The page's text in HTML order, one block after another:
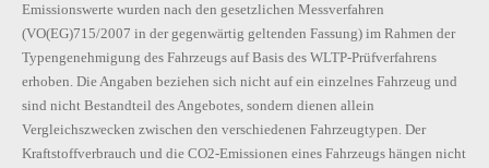
Emissionswerte wurden nach den gesetzlichen Messverfahren
(VO(EG)715/2007 in der gegenwärtig geltenden Fassung) im Rahmen der
Typengenehmigung des Fahrzeugs auf Basis des WLTP-Prüfverfahrens
erhoben. Die Angaben beziehen sich nicht auf ein einzelnes Fahrzeug und
sind nicht Bestandteil des Angebotes, sondern dienen allein
Vergleichszwecken zwischen den verschiedenen Fahrzeugtypen. Der
Kraftstoffverbrauch und die CO2-Emissionen eines Fahrzeugs hängen nicht